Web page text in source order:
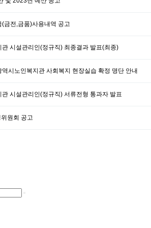
금전,금품)사용내역 공고
시설관리인(정규직) 최종결과 발표(최종)
시노인복지관 사회복지 현장실습 확정 명단 안내
시설관리인(정규직) 서류전형 통과자 발표
원회 공고